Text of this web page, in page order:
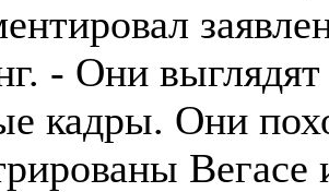
- Они
кадры. Они